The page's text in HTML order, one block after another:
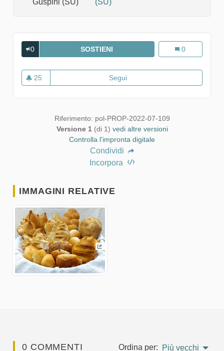
0 SOSTIENI LA SPIGA D'ORO DI MARCO
La Spiga
0
25
25 sostenitori
Segui
Riferimento: pol-PROP-2022-07-109
Versione 1(di 1) vedi altre versioni
Controlla l'impronta digitale
Condividi
Incorpora
IMMAGINI RELATIVE
(Collegamento esterno)
0 COMMENTI Ordina per: Più vecchi